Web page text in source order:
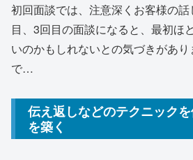
初回面談では、注意深くお客様の
目、3回目の面談になると、最初ほ
いのかもしれないとの気づきがあ
で…
伝え返しなどのテクニック
を築く